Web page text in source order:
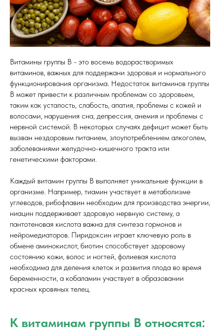
Витамины группы B - это восемь водорастворимых
витаминов, важных для поддержани здоровья и нормального
функционирования организма. Недостаток витаминов группы
B может привести к различным проблемам со здоровьем,
таким как усталость, слабость, апатия, проблемы с кожей и
волосами, нарушения сна, депрессия, анемия и проблемы с
нервной системой. В некоторых случаях дефицит может быть
вызван нездоровым питанием, злоупотреблением алкоголем,
заболеваниями желудочно-кишечного тракта или
генетическими факторами.
Каждый витамин группы B выполняет уникальные функции в
организме. Например, тиамин участвует в метаболизме
углеводов, рибофлавин необходим для производства энергии,
ниацин поддерживает здоровую нервную систему, а
пантотеновая кислота важна для синтеза гормонов и
нейромедиаторов. Пиридоксин играет ключевую роль в
обмене аминокислот, биотин способствует здоровому
состоянию кожи, волос и ногтей, фолиевая кислота
необходима для деления клеток и развития плода во время
беременности, а кобаламин участвует в образовании
красных кровяных телец.
К витаминам группы B относятся: